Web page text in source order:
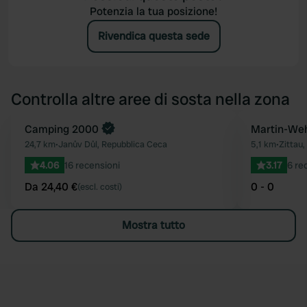
Potenzia la tua posizione!
Rivendica questa sede
Controlla altre aree di sosta nella zona
Preferito
Prenota ora
Camping 2000
24,7 km•Janův Důl, Repubblica Ceca
4.06 16 recensioni
Da 24,40 €(escl. costi)
Martin-
5,1 km•Zittau,
3.17 6
0 - 0
Mostra tutto